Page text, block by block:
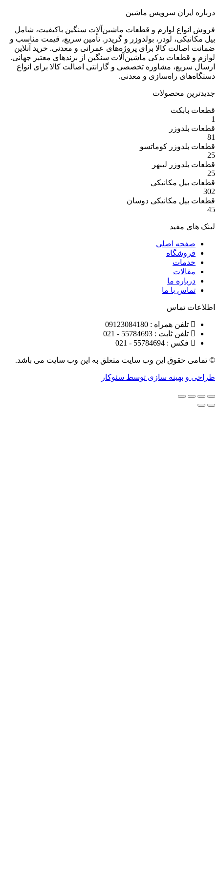
سرویس ماشین
لوازم و قطعات ماشین‌آلات سنگین باکیفیت، شامل
لودر، بولدوزر و گریدر. تأمین سریع، قیمت مناسب و
کالا برای پروژه‌های عمرانی و معدنی. خرید آنلاین
یدکی ماشین‌آلات سنگین از برندهای معتبر جهانی.
مشاوره تخصصی و گارانتی اصالت کالا برای انواع
راه‌سازی و معدنی.
محصولات
کوماتسو
لیبهر
مکانیکی
مکانیکی دوسان
اصلی
ما
با ما
همراه : 09123084180
ثابت : 55784693 - 021
- 021
این وب سایت متعلق به این وب سایت می باشد.
سازی توسط سئوکار